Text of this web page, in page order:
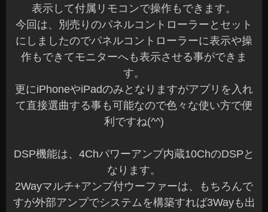
表示して付属リモコンで操作もできます。
今回は、別売りのパネルコントローラーとセット
にしましたのでパネルコントローラーに表示や操
作もできてモニターへも表示させる事ができま
す。
更にiPhoneやiPadのみとなりますがアプリを入れ
て直接選曲する事も可能なので色々な使い方で便
利ですね(^^)
DSP機能は、4Chパワーアンプ内蔵10ChのDSPと
なります。
2Wayマルチ+アンプ付ウーファーは、もちろんで
すが外部アンプでシステムを構築すれば3Wayも出